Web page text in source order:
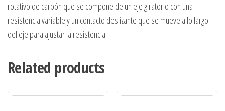
rotativo de carbón que se compone de un eje giratorio con una
resistencia variable y un contacto deslizante que se mueve a lo largo
del eje para ajustar la resistencia
Related products